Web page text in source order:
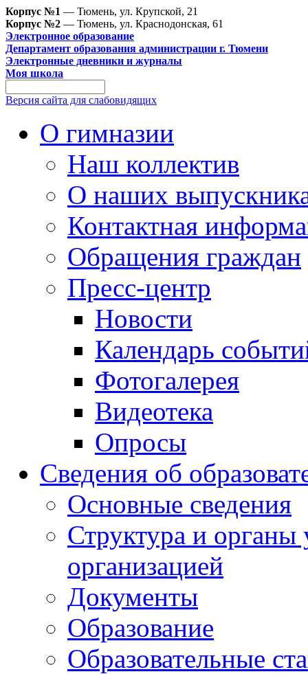
Корпус №1 — Тюмень, ул. Крупской, 21
Корпус №2 — Тюмень, ул. Краснодонская, 61
Электронное образование
Департамент образования администрации г. Тюмени
Электронные дневники и журналы
Моя школа
Версия сайта для слабовидящих
О гимназии
Наш коллектив
О наших
Контактная
Обращения граждан
Пресс-центр
Новости
Календарь
Фотогалерея
Видеотека
Опросы
Сведения об
Основные сведения
Структура и органы
организацией
Документы
Образование
Образовательные